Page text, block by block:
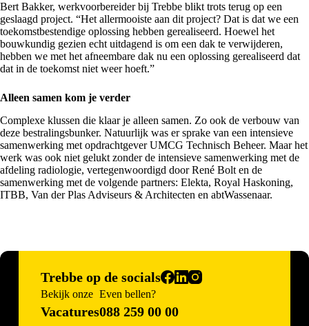
Bert Bakker, werkvoorbereider bij Trebbe blikt trots terug op een
geslaagd project. “Het allermooiste aan dit project? Dat is dat we een
toekomstbestendige oplossing hebben gerealiseerd. Hoewel het
bouwkundig gezien echt uitdagend is om een dak te verwijderen,
hebben we met het afneembare dak nu een oplossing gerealiseerd dat
dat in de toekomst niet weer hoeft.”
Alleen samen kom je verder
Complexe klussen die klaar je alleen samen. Zo ook de verbouw van
deze bestralingsbunker. Natuurlijk was er sprake van een intensieve
samenwerking met opdrachtgever UMCG Technisch Beheer. Maar het
werk was ook niet gelukt zonder de intensieve samenwerking met de
afdeling radiologie, vertegenwoordigd door René Bolt en de
samenwerking met de volgende partners: Elekta, Royal Haskoning,
ITBB, Van der Plas Adviseurs & Architecten en abtWassenaar.
Trebbe op de socials
Bekijk onze
Vacatures
Even bellen?
088 259 00 00